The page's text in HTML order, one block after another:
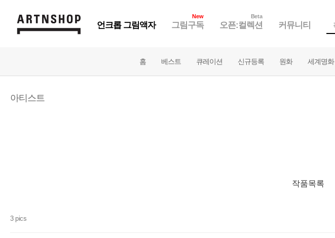
언크롭 그림액자
New
그림구독
Beta
오픈:컬렉션 커뮤니티
홈 베스트 큐레이션 신규등록 원화 세계명화
아티스트
작품목록
3 pics